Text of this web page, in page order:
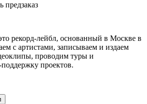
рекорд-лейбл, основанный в Москве в
с артистами, записываем и издаем
проводим туры и
проектов.